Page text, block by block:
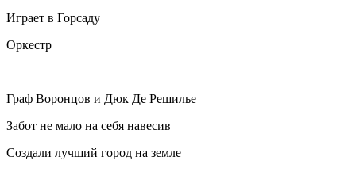
Играет в Горсаду
Оркестр
Граф Воронцов и Дюк Де Решилье
Забот не мало на себя навесив
Создали лучший город на земле